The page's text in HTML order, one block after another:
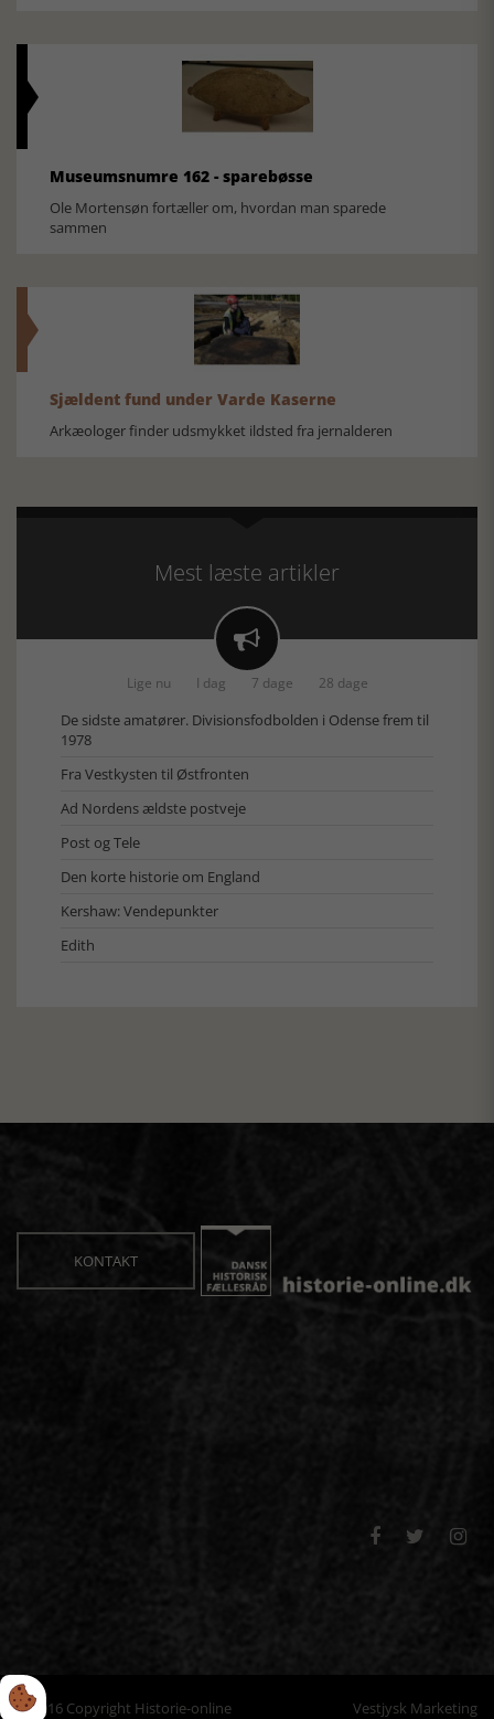
Museumsnumre 162 - sparebøsse
Ole Mortensøn fortæller om, hvordan man sparede
sammen
Sjældent fund under Varde Kaserne
Arkæologer finder udsmykket ildsted fra jernalderen
Mest læste artikler

Lige nu I dag 7 dage 28 dage
De sidste amatører. Divisionsfodbolden i Odense frem til
1978
Fra Vestkysten til Østfronten
Ad Nordens ældste postveje
Post og Tele
Den korte historie om England
Kershaw: Vendepunkter
Edith
KONTAKT
  
© 2016 Copyright Historie-online Vestjysk Marketing